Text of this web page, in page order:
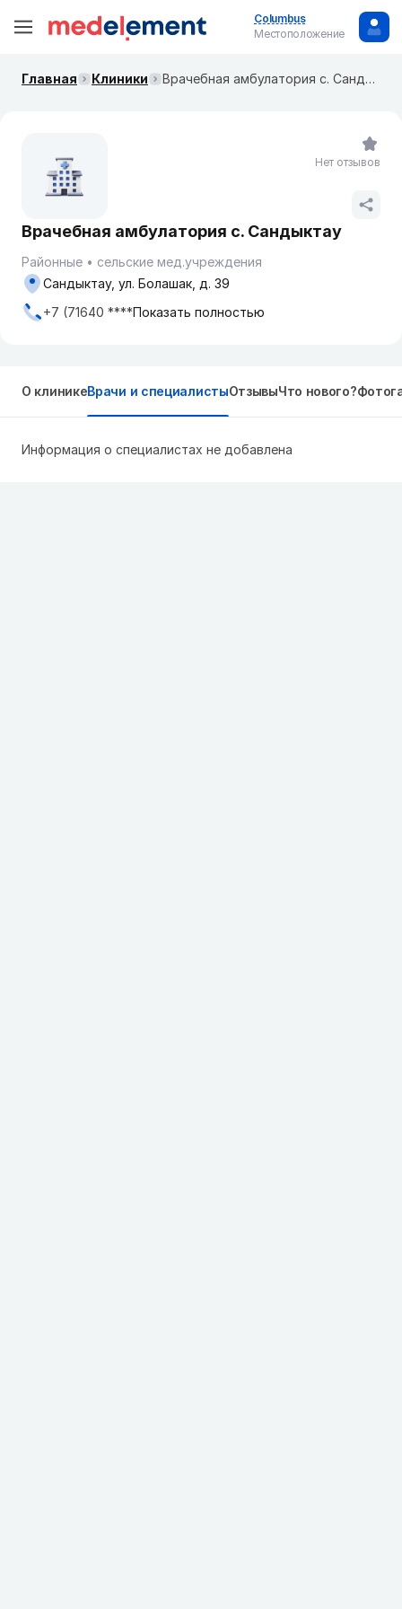
Columbus
Местоположение
Главная Клиники Врачебная амбулатория с. Сандыктау
Врачебная амбулатория с. Сандыктау
Районные
сельские мед.учреждения
Сандыктау, ул. Болашак, д. 39
+7 (71640 ****Показать полностью
Нет отзывов
О клиникеВрачи и специалистыОтзывыЧто нового?
Информация о специалистах не добавлена